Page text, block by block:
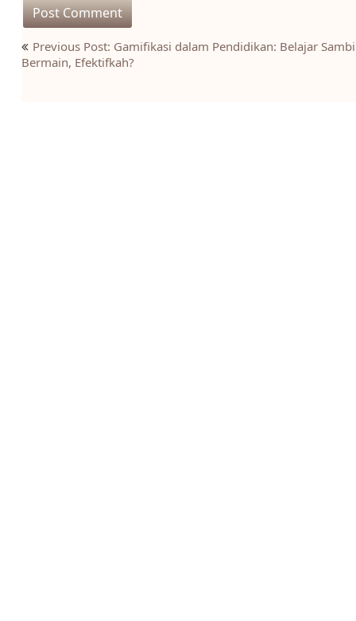
Post
navigation
Previous Post: Gamifikasi dalam Pendidikan: Belajar
Bermain, Efektifkah?